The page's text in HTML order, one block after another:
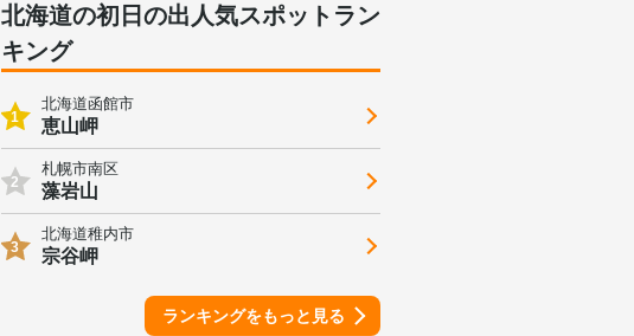
北海道の初日の出人気スポットラン
キング
1
北海道函館市
恵山岬
2
札幌市南区
藻岩山
3
北海道稚内市
宗谷岬
ランキングをもっと見る